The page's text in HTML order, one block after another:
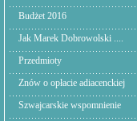
Budżet 2016
Jak Marek Dobrowolski ....
Przedmioty
Znów o opłacie adiacenckiej
Szwajcarskie wspomnienie